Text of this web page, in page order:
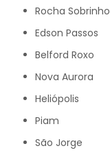
Rocha Sobrinho
Edson Passos
Belford Roxo
Nova Aurora
Heliópolis
Piam
São Jorge